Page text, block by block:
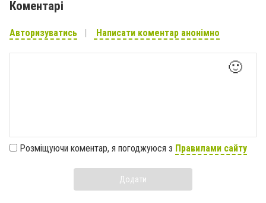
Коментарі
Авторизуватись Написати коментар анонімно
🙂
Розміщуючи коментар, я погоджуюся з Правилами сайту
Додати